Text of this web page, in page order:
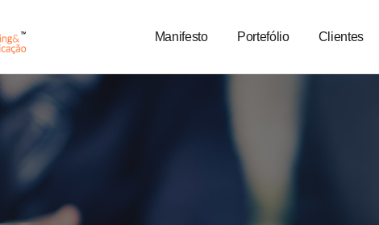
Manifesto Portefólio Clientes